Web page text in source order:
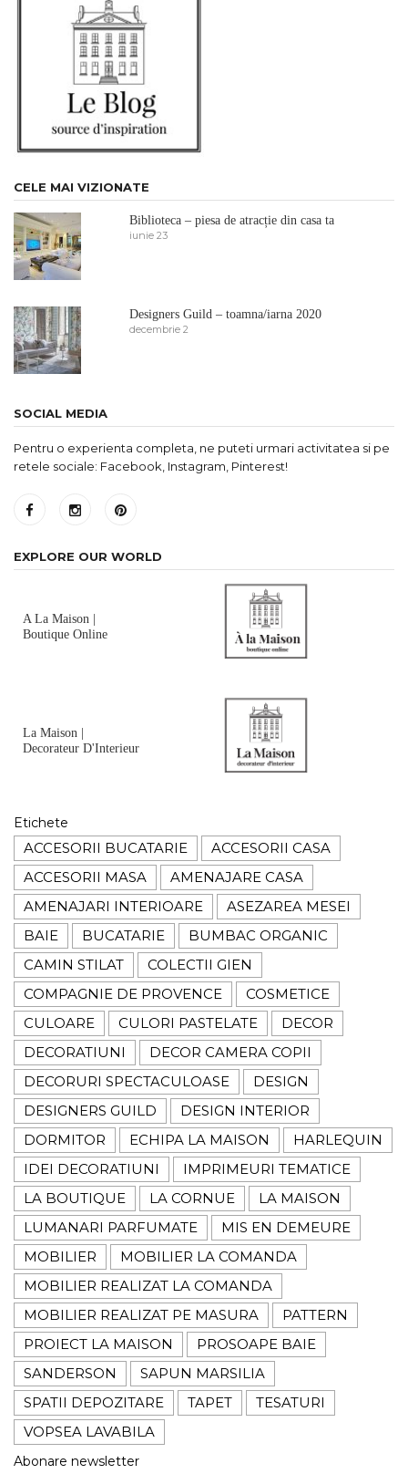
CELE MAI VIZIONATE
Biblioteca – piesa de atracție din casa ta
iunie 23
Designers Guild – toamna/iarna 2020
decembrie 2
SOCIAL MEDIA
Pentru o experienta completa, ne puteti urmari activitatea si pe
retele sociale: Facebook, Instagram, Pinterest!
EXPLORE OUR WORLD
A La Maison |
Boutique Online
La Maison |
Decorateur D'Interieur
Etichete
ACCESORII BUCATARIE
ACCESORII CASA
ACCESORII MASA
AMENAJARE CASA
AMENAJARI INTERIOARE
ASEZAREA MESEI
BAIE
BUCATARIE
BUMBAC ORGANIC
CAMIN STILAT
COLECTII GIEN
COMPAGNIE DE PROVENCE
COSMETICE
CULOARE
CULORI PASTELATE
DECOR
DECORATIUNI
DECOR CAMERA COPII
DECORURI SPECTACULOASE
DESIGN
DESIGNERS GUILD
DESIGN INTERIOR
DORMITOR
ECHIPA LA MAISON
HARLEQUIN
IDEI DECORATIUNI
IMPRIMEURI TEMATICE
LA BOUTIQUE
LA CORNUE
LA MAISON
LUMANARI PARFUMATE
MIS EN DEMEURE
MOBILIER
MOBILIER LA COMANDA
MOBILIER REALIZAT LA COMANDA
MOBILIER REALIZAT PE MASURA
PATTERN
PROIECT LA MAISON
PROSOAPE BAIE
SANDERSON
SAPUN MARSILIA
SPATII DEPOZITARE
TAPET
TESATURI
VOPSEA LAVABILA
Abonare newsletter